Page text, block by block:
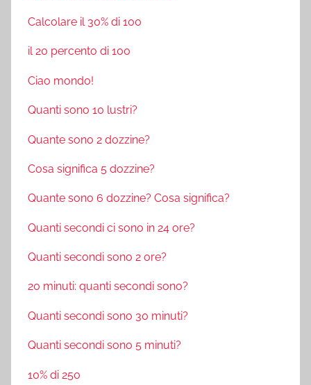
Calcolare il 30% di 100
il 20 percento di 100
Ciao mondo!
Quanti sono 10 lustri?
Quante sono 2 dozzine?
Cosa significa 5 dozzine?
Quante sono 6 dozzine? Cosa significa?
Quanti secondi ci sono in 24 ore?
Quanti secondi sono 2 ore?
20 minuti: quanti secondi sono?
Quanti secondi sono 30 minuti?
Quanti secondi sono 5 minuti?
10% di 250